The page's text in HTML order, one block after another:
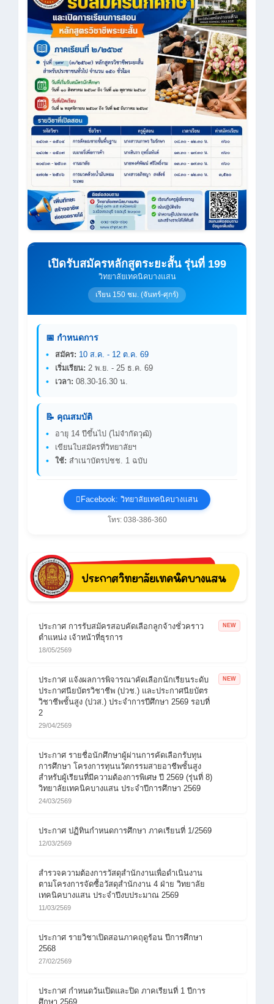
เปิดรับสมัครหลักสูตระยะสั้น รุ่นที่ 199
วิทยาลัยเทคนิคบางแสน
เรียน 150 ชม. (จันทร์-ศุกร์)
📅 กำหนดการ
สมัคร: 10 ส.ค. - 12 ต.ค. 69
เริ่มเรียน: 2 พ.ย. - 25 ธ.ค. 69
เวลา: 08.30-16.30 น.
📝 คุณสมบัติ
อายุ 14 ปีขึ้นไป (ไม่จำกัดวุฒิ)
เขียนใบสมัครที่วิทยาลัยฯ
ใช้: สำเนาบัตรปชช. 1 ฉบับ
Facebook: วิทยาลัยเทคนิคบางแสน
โทร: 038-386-360
ประกาศ การรับสมัครสอบคัดเลือกลูกจ้างชั่วคราว
ตำแหน่ง เจ้าหน้าที่ธุรการ
18/05/2569
NEW
ประกาศ แจ้งผลการพิจารณาคัดเลือกนักเรียนระดับ
ประกาศนียบัตรวิชาชีพ (ปวช.) และประกาศนียบัตร
วิชาชีพชั้นสูง (ปวส.) ประจำการปีศึกษา 2569 รอบที่
2
29/04/2569
NEW
ประกาศ รายชื่อนักศึกษาผู้ผ่านการคัดเลือกรับทุน
การศึกษา โครงการทุนนวัตกรรมสายอาชีพชั้นสูง
สำหรับผู้เรียนที่มีความต้องการพิเศษ ปี 2569 (รุ่นที่ 8)
วิทยาลัยเทคนิคบางแสน ประจำปีการศึกษา 2569
24/03/2569
ประกาศ ปฏิทินกำหนดการศึกษา ภาคเรียนที่ 1/2569
12/03/2569
สำรวจความต้องการวัสดุสำนักงานเพื่อดำเนินงาน
ตามโครงการจัดซื้อวัสดุสำนักงาน 4 ฝ่าย วิทยาลัย
เทคนิคบางแสน ประจำปีงบประมาณ 2569
11/03/2569
ประกาศ รายวิชาเปิดสอนภาคฤดูร้อน ปีการศึกษา
2568
27/02/2569
ประกาศ กำหนดวันเปิดและปิด ภาคเรียนที่ 1 ปีการ
ศึกษา 2569